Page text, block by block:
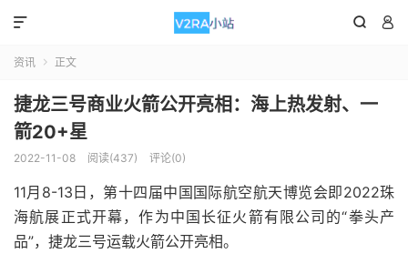
 

资讯  正文
捷龙三号商业火箭公开亮相：海上热发射、一
箭20+星
2022-11-08 阅读(437) 评论(0)
11月8-13日，第十四届中国国际航空航天博览会即2022珠
海航展正式开幕，作为中国长征火箭有限公司的“拳头产
品”，捷龙三号运载火箭公开亮相。